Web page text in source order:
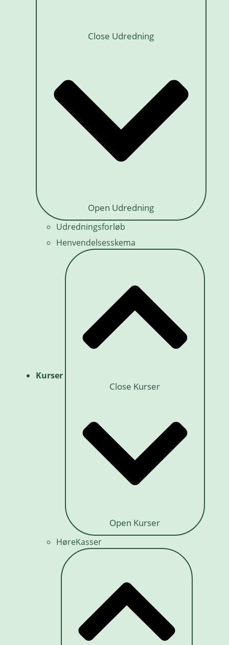
Close Udredning
Open Udredning
Udredningsforløb
Henvendelsesskema
Kurser
Close Kurser
Open Kurser
HøreKasser